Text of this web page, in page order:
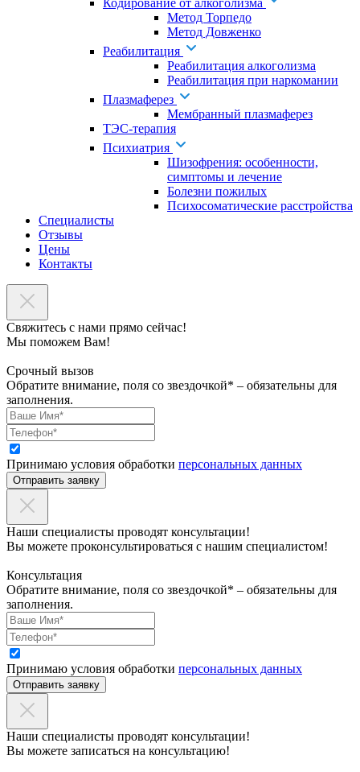
Кодирование от алкоголизма
Метод Торпедо
Метод Довженко
Реабилитация
Реабилитация алкоголизма
Реабилитация при наркомании
Плазмаферез
Мембранный плазмаферез
ТЭС-терапия
Психиатрия
Шизофрения: особенности,
симптомы и лечение
Болезни пожилых
Психосоматические расстройства
Специалисты
Отзывы
Цены
Контакты
Свяжитесь с нами прямо сейчас!
Мы поможем Вам!
Срочный вызов
Обратите внимание, поля со звездочкой* – обязательны для
заполнения.
Принимаю условия обработки персональных данных
Отправить заявку
Наши специалисты проводят консультации!
Вы можете проконсультироваться с нашим специалистом!
Консультация
Обратите внимание, поля со звездочкой* – обязательны для
заполнения.
Принимаю условия обработки персональных данных
Отправить заявку
Наши специалисты проводят консультации!
Вы можете записаться на консультацию!